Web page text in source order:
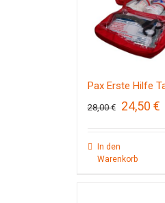
Pax Erste Hilfe
28,00€ 24,50 €
In den
Warenkorb